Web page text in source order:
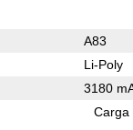
A83
Li-Poly
3180
Carga